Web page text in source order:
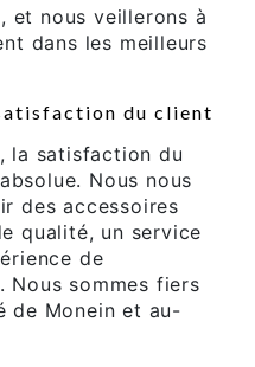
et nous veillerons à
dans les meilleurs
du client
la satisfaction du
Nous nous
des accessoires
qualité, un service
de
Nous sommes fiers
de Monein et au-